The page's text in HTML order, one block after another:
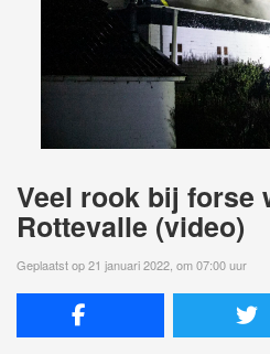
Veel rook bij forse
Rottevalle (video)
Geplaatst op 21 januari 2022, om 07:00 uur